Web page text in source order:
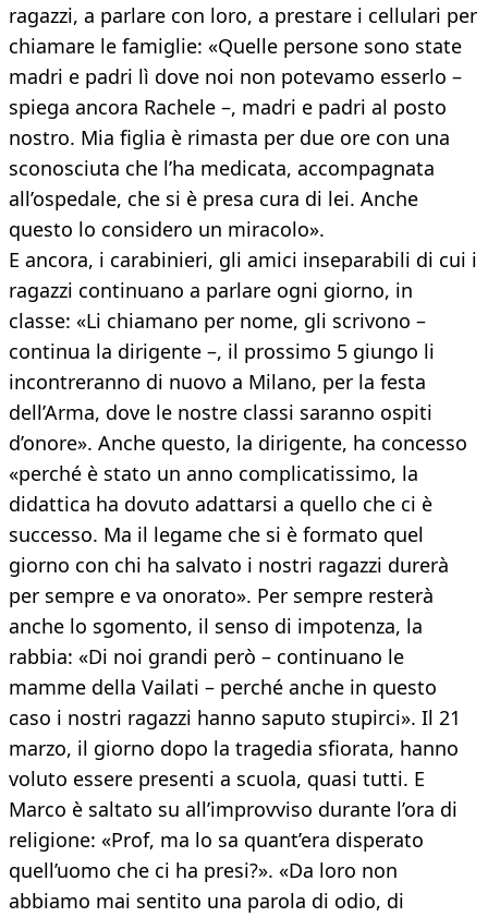
ragazzi, a parlare con loro, a prestare i cellulari per
chiamare le famiglie: «Quelle persone sono state
madri e padri lì dove noi non potevamo esserlo –
spiega ancora Rachele –, madri e padri al posto
nostro. Mia figlia è rimasta per due ore con una
sconosciuta che l’ha medicata, accompagnata
all’ospedale, che si è presa cura di lei. Anche
questo lo considero un miracolo».
E ancora, i carabinieri, gli amici inseparabili di cui i
ragazzi continuano a parlare ogni giorno, in
classe: «Li chiamano per nome, gli scrivono –
continua la dirigente –, il prossimo 5 giungo li
incontreranno di nuovo a Milano, per la festa
dell’Arma, dove le nostre classi saranno ospiti
d’onore». Anche questo, la dirigente, ha concesso
«perché è stato un anno complicatissimo, la
didattica ha dovuto adattarsi a quello che ci è
successo. Ma il legame che si è formato quel
giorno con chi ha salvato i nostri ragazzi durerà
per sempre e va onorato». Per sempre resterà
anche lo sgomento, il senso di impotenza, la
rabbia: «Di noi grandi però – continuano le
mamme della Vailati – perché anche in questo
caso i nostri ragazzi hanno saputo stupirci». Il 21
marzo, il giorno dopo la tragedia sfiorata, hanno
voluto essere presenti a scuola, quasi tutti. E
Marco è saltato su all’improvviso durante l’ora di
religione: «Prof, ma lo sa quant’era disperato
quell’uomo che ci ha presi?». «Da loro non
abbiamo mai sentito una parola di odio, di